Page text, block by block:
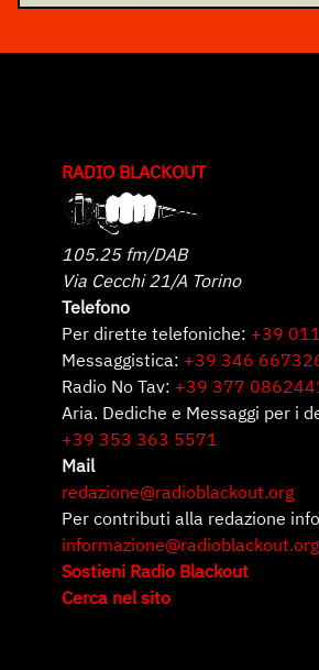
RADIO BLACKOUT
105.25 fm/DAB
Via Cecchi 21/A Torino
Telefono
Per dirette telefoniche: +39
Messaggistica: +39 346
Radio No Tav: +39 377
Aria. Dediche e Messaggi per i
+39 353 363 5571
Mail
redazione@radioblackout.org
Per contributi alla redazione
informazione@radioblackout.org
Sostieni Radio Blackout
Cerca nel sito